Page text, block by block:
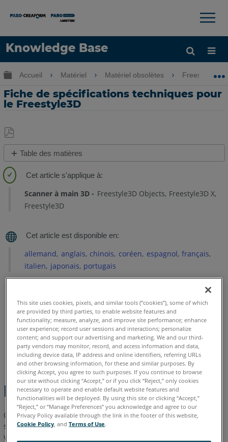
Knowledge Base
LANGUE
×
Développer/réduire la hiérarchie globale
Accueil Matériel Matériel obsolètes Freestyle
Fiche de spécifications techniques pour
le Freestyle3D
Enregistrer
en
tant
que
Table des matières
rapides
Voir
aussi
Scanner à main 3D Freestyle3D Objects Freestyle3D X
Freestyle3D
allemand anglais chinois coréen espagnol français
italien japonais portugais
Étapes rapides
Cliquez sur un lien pour télécharger ladernièrefiche de
spécifications techniques du Scanner FARO
votre langue.
This site uses cookies, pixels, and similar tools (“cookies”), some of which
are provided by third parties, to enable website features and
functionality; measure, analyze, and improve site performance; enhance
user experience; record user sessions and interactions; personalize
content; and support our advertising and marketing. We and our third-
party vendors may monitor, record, and access information and data,
including device data, IP address and online identifiers, referring URLs
and other browsing information, for these and similar purposes. By
clicking Accept, you agree to such purposes. If you continue to browse
our site without clicking “Accept,” or if you click “Reject,” only cookies
necessary to operate and enable default website features and
functionalities will be deployed. By using this site or clicking “Accept,”
“Reject,” or “Manage Preferences” you acknowledge and agree to our
Privacy Policy available through the link in the footer of this website,
Cookie Policy , andTerms of Use.